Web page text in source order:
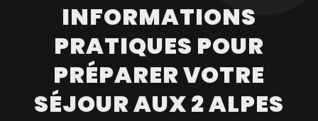
INFORMATIONS
PRATIQUES POUR
PRÉPARER VOTRE
SÉJOUR AUX 2 ALPES